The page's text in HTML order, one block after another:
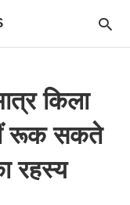
किला
रूक सकते
रहस्य